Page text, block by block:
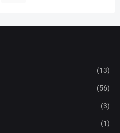
(13)
(56)
(3)
(1)